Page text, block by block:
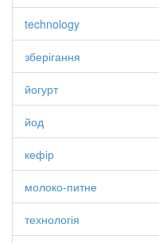
technology
зберігання
йогурт
йод
кефір
молоко-питне
технологія